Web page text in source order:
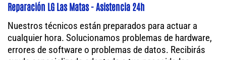
Reparación LG Las Matas - Asistencia 24h
Nuestros técnicos están preparados para actuar a
cualquier hora. Solucionamos problemas de hardware,
errores de software o problemas de datos. Recibirás